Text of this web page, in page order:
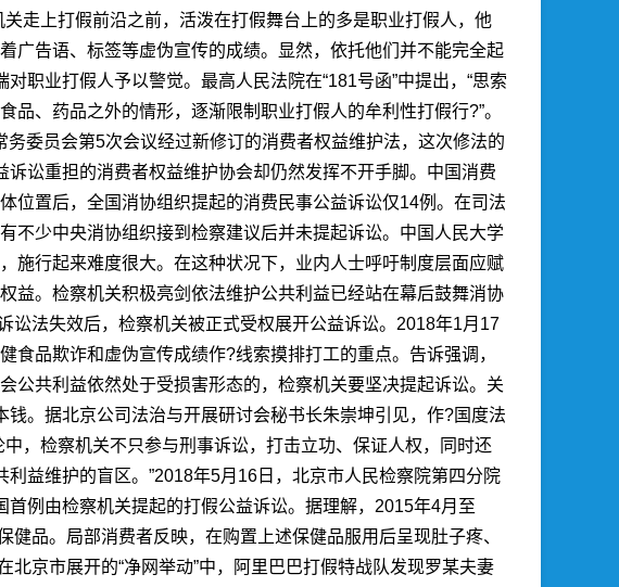
走上打假前沿之前，活泼在打假舞台上的多是职业打假人，他
广告语、标签等虚伪宣传的成绩。显然，依托他们并不能完全起
职业打假人予以警觉。最高人民法院在“181号函”中提出，“思索
、药品之外的情形，逐渐限制职业打假人的牟利性打假行?”。
委员会第5次会议经过新修订的消费者权益维护法，这次修法的
讼重担的消费者权益维护协会却仍然发挥不开手脚。中国消费
位置后，全国消协组织提起的消费民事公益诉讼仅14例。在司法
不少中央消协组织接到检察建议后并未提起诉讼。中国人民大学
施行起来难度很大。在这种状况下，业内人士呼吁制度层面应赋
益。检察机关积极亮剑依法维护公共利益已经站在幕后鼓舞消协
法失效后，检察机关被正式受权展开公益诉讼。2018年1月17
品欺诈和虚伪宣传成绩作?线索摸排打工的重点。告诉强调，
公共利益依然处于受损害形态的，检察机关要坚决提起诉讼。关
。据北京公司法治与开展研讨会秘书长朱崇坤引见，作?国度法
，检察机关不只参与刑事诉讼，打击立功、保证人权，同时还
益维护的盲区。”2018年5月16日，北京市人民检察院第四分院
例由检察机关提起的打假公益诉讼。据理解，2015年4月至
品。局部消费者反映，在购置上述保健品服用后呈现肚子疼、
京市展开的“净网举动”中，阿里巴巴打假特战队发现罗某夫妻